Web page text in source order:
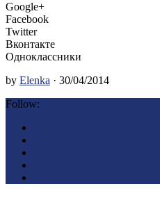
Google+
Facebook
Twitter
Вконтакте
Одноклассники
by Elenka · 30/04/2014
Follow: